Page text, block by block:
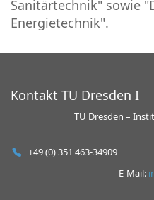
Sanitärtechnik" sowie
Energietechnik".
Kontakt TU Dresden I
TU Dresden –
+49 (0) 351 463-34909
E-Mail: